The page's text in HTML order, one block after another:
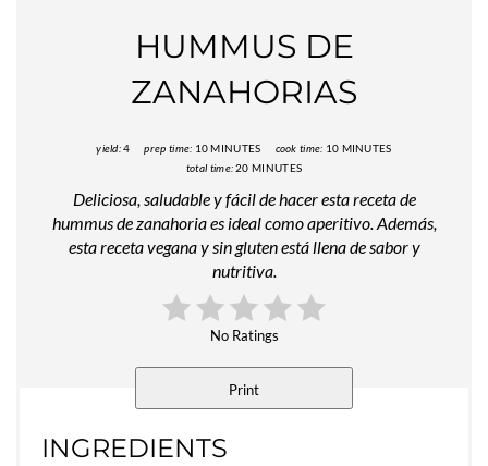
HUMMUS DE
ZANAHORIAS
yield:4 prep time: 10 MINUTES cook time: 10 MINUTES
total time:20 MINUTES
Deliciosa, saludable y fácil de hacer esta receta de
hummus de zanahoria es ideal como aperitivo. Además,
esta receta vegana y sin gluten está llena de sabor y
nutritiva.
No Ratings
Print
INGREDIENTS